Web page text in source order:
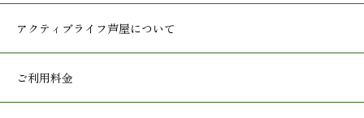
アクティブライフ芦屋について
ご利用料金